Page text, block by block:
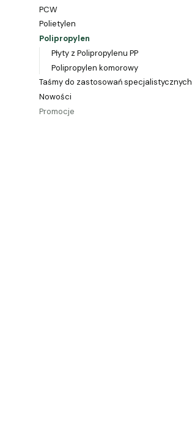
PCW
Polietylen
Polipropylen
Płyty z Polipropylenu PP
Polipropylen komorowy
Taśmy do zastosowań specjalistycznych
Nowości
Promocje